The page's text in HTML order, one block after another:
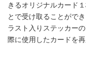
きるオリジナルカード
とで受け取ることがで
ラスト入りステッカー
際に使用したカードを